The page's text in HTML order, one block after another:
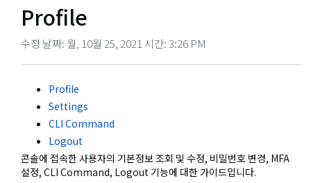
Profile
수정 날짜: 월, 10월 25, 2021 시간: 3:26 PM
Profile
Settings
CLI Command
Logout
콘솔에 접속한 사용자의 기본정보 조회 및 수정, 비밀번호 변경, MFA
설정, CLI Command, Logout 기능에 대한 가이드입니다.